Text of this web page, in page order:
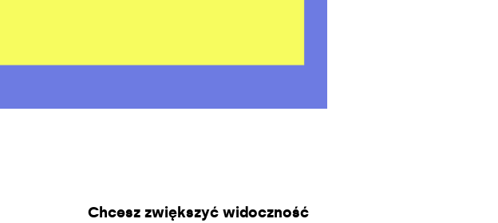
Chcesz zwiększyć widoczność